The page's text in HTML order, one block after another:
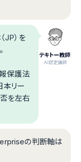
テキトー教師
.AI認定講師
JP）を
保護法
本リー
を左右
の判断軸は